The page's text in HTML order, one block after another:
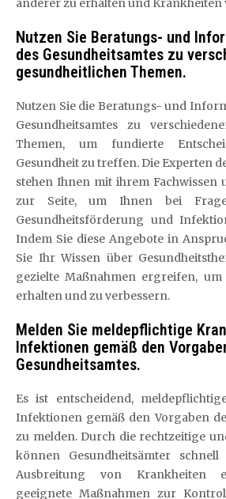
Nutzen Sie Beratungs- und
des Gesundheitsamtes zu
gesundheitlichen Themen.
Nutzen Sie die Beratungs- und
Gesundheitsamtes zu
Themen, um fundierte
Gesundheit zu treffen. Die Experten
stehen Ihnen mit ihrem
zur Seite, um Ihnen bei
Gesundheitsförderung und
Indem Sie diese Angebote in
Sie Ihr Wissen über
gezielte Maßnahmen ergreifen,
erhalten und zu verbessern.
Melden Sie meldepflichtige
Infektionen gemäß den
Gesundheitsamtes.
Es ist entscheidend,
Infektionen gemäß den Vorgaben
zu melden. Durch die rechtzeitige
können Gesundheitsämter
Ausbreitung von Krankheiten
geeignete Maßnahmen zur